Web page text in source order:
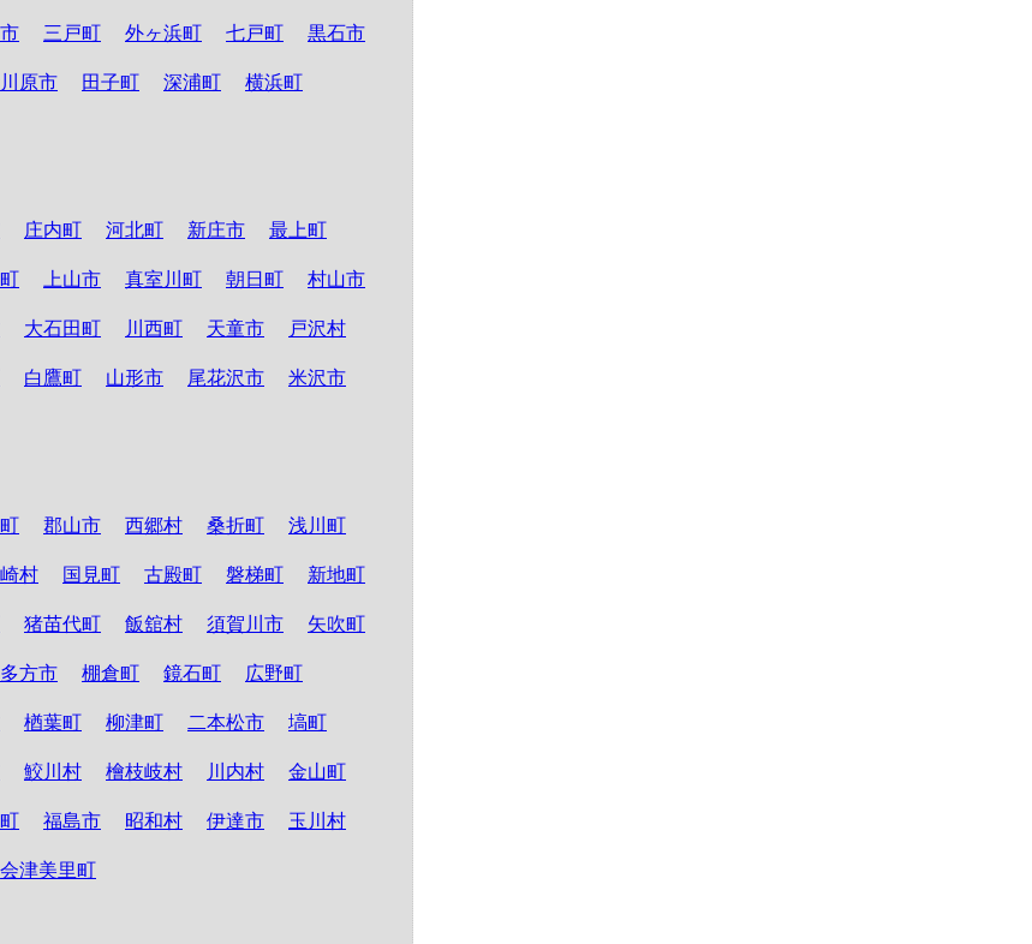
三戸町 外ヶ浜町 七戸町 黒石市
原市 田子町 深浦町 横浜町
庄内町 河北町 新庄市 最上町
上山市 真室川町 朝日町 村山市
大石田町 川西町 天童市 戸沢村
白鷹町 山形市 尾花沢市 米沢市
郡山市 西郷村 桑折町 浅川町
村 国見町 古殿町 磐梯町 新地町
猪苗代町 飯舘村 須賀川市 矢吹町
方市 棚倉町 鏡石町 広野町
楢葉町 柳津町 二本松市 塙町
鮫川村 檜枝岐村 川内村 金山町
福島市 昭和村 伊達市 玉川村
会津美里町